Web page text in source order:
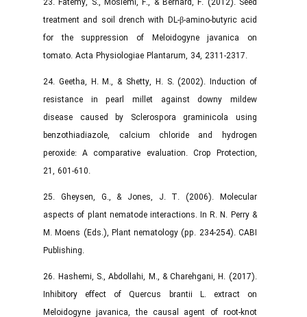
treatment and soil drench with DL-β-amino-butyric acid
for the suppression of Meloidogyne javanica on
tomato. Acta Physiologiae Plantarum, 34, 2311-2317.
24. Geetha, H. M., & Shetty, H. S. (2002). Induction of
resistance in pearl millet against downy mildew
disease caused by Sclerospora graminicola using
benzothiadiazole, calcium chloride and hydrogen
peroxide: A comparative evaluation. Crop Protection,
21, 601-610.
25. Gheysen, G., & Jones, J. T. (2006). Molecular
aspects of plant nematode interactions. In R. N. Perry &
M. Moens (Eds.), Plant nematology (pp. 234-254). CABI
Publishing.
26. Hashemi, S., Abdollahi, M., & Charehgani, H. (2017).
Inhibitory effect of Quercus brantii L. extract on
Meloidogyne javanica, the causal agent of root-knot